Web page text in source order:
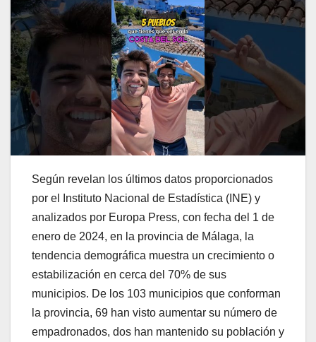
Según revelan los últimos datos proporcionados
por el Instituto Nacional de Estadística (INE) y
analizados por Europa Press, con fecha del 1 de
enero de 2024, en la provincia de Málaga, la
tendencia demográfica muestra un crecimiento o
estabilización en cerca del 70% de sus
municipios. De los 103 municipios que conforman
la provincia, 69 han visto aumentar su número de
empadronados, dos han mantenido su población y